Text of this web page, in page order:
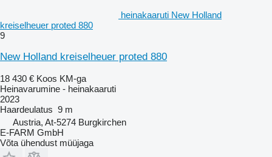
heinakaaruti New Holland
kreiselheuer proted 880
9
New Holland kreiselheuer proted 880
18 430 € Koos KM-ga
Heinavarumine - heinakaaruti
2023
Haardeulatus 9 m
Austria, At-5274 Burgkirchen
E-FARM GmbH
Võta ühendust müüjaga